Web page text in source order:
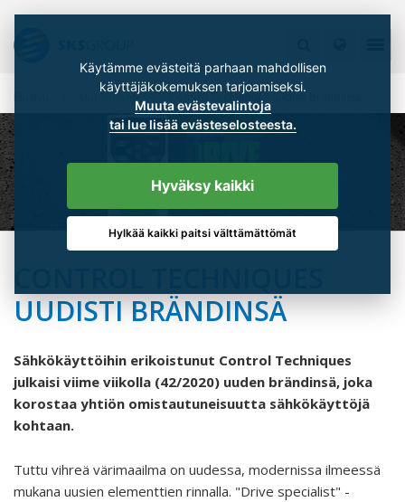
Uutishuone Control Techniques uudisti brändinsä
UUDISTI BRÄNDINSÄ
Sähkökäyttöihin erikoistunut Control Techniques
julkaisi viime viikolla (42/2020) uuden brändinsä, joka
korostaa yhtiön omistautuneisuutta sähkökäyttöjä
kohtaan.
Tuttu vihreä värimaailma on uudessa, modernissa ilmeessä
mukana uusien elementtien rinnalla. "Drive specialist" -
Käytämme evästeitä parhaan mahdollisen
Muuta evästevalintoja
tai lue lisää evästeselosteesta.
Hyväksy kaikki
Hylkää kaikki paitsi välttämättömät